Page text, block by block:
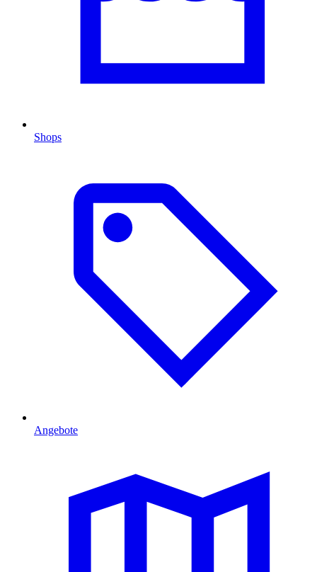
Shops
Angebote